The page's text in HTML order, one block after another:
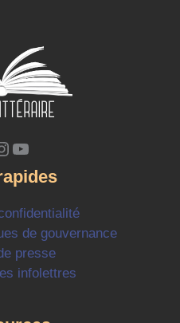
YouTube
de gouvernance
presse
infolettres